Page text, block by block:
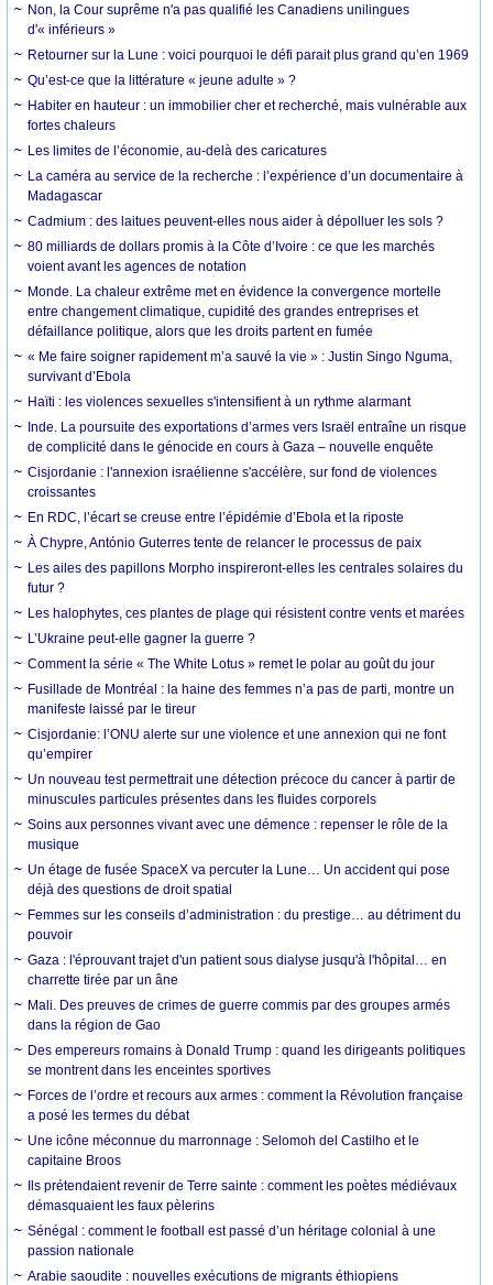
Non, la Cour suprême n'a pas qualifié les Canadiens unilingues
d'« inférieurs »
Retourner sur la Lune : voici pourquoi le défi parait plus grand qu’en 1969
Qu’est-ce que la littérature « jeune adulte » ?
Habiter en hauteur : un immobilier cher et recherché, mais vulnérable aux
fortes chaleurs
Les limites de l’économie, au-delà des caricatures
La caméra au service de la recherche : l’expérience d’un documentaire à
Madagascar
Cadmium : des laitues peuvent-elles nous aider à dépolluer les sols ?
80 milliards de dollars promis à la Côte d’Ivoire : ce que les marchés
voient avant les agences de notation
Monde. La chaleur extrême met en évidence la convergence mortelle
entre changement climatique, cupidité des grandes entreprises et
défaillance politique, alors que les droits partent en fumée
« Me faire soigner rapidement m’a sauvé la vie » : Justin Singo Nguma,
survivant d’Ebola
Haïti : les violences sexuelles s'intensifient à un rythme alarmant
Inde. La poursuite des exportations d’armes vers Israël entraîne un risque
de complicité dans le génocide en cours à Gaza – nouvelle enquête
Cisjordanie : l'annexion israélienne s'accélère, sur fond de violences
croissantes
En RDC, l’écart se creuse entre l’épidémie d’Ebola et la riposte
À Chypre, António Guterres tente de relancer le processus de paix
Les ailes des papillons Morpho inspireront-elles les centrales solaires du
futur ?
Les halophytes, ces plantes de plage qui résistent contre vents et marées
L’Ukraine peut-elle gagner la guerre ?
Comment la série « The White Lotus » remet le polar au goût du jour
Fusillade de Montréal : la haine des femmes n’a pas de parti, montre un
manifeste laissé par le tireur
Cisjordanie: l’ONU alerte sur une violence et une annexion qui ne font
qu’empirer
Un nouveau test permettrait une détection précoce du cancer à partir de
minuscules particules présentes dans les fluides corporels
Soins aux personnes vivant avec une démence : repenser le rôle de la
musique
Un étage de fusée SpaceX va percuter la Lune… Un accident qui pose
déjà des questions de droit spatial
Femmes sur les conseils d’administration : du prestige… au détriment du
pouvoir
Gaza : l'éprouvant trajet d'un patient sous dialyse jusqu'à l'hôpital… en
charrette tirée par un âne
Mali. Des preuves de crimes de guerre commis par des groupes armés
dans la région de Gao
Des empereurs romains à Donald Trump : quand les dirigeants politiques
se montrent dans les enceintes sportives
Forces de l’ordre et recours aux armes : comment la Révolution française
a posé les termes du débat
Une icône méconnue du marronnage : Selomoh del Castilho et le
capitaine Broos
Ils prétendaient revenir de Terre sainte : comment les poètes médiévaux
démasquaient les faux pèlerins
Sénégal : comment le football est passé d’un héritage colonial à une
passion nationale
Arabie saoudite : nouvelles exécutions de migrants éthiopiens